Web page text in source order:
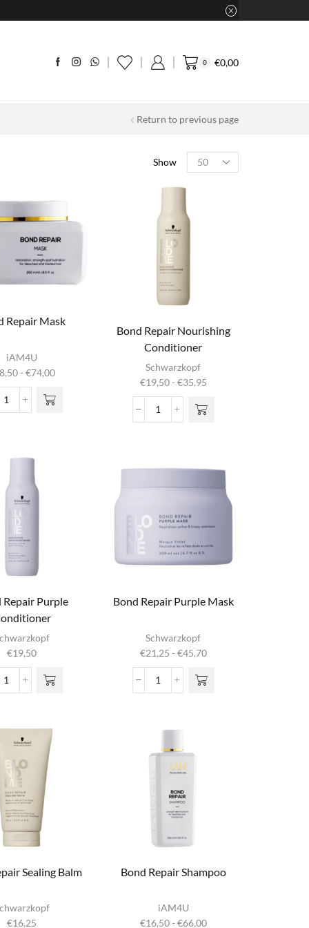
0 €0,00
Return to previous page
Show
Products
per
Repair Mask
iAM4U
- €74,00Prijsklasse:
tot
Bond
heeft
kan
Bond Repair Nourishing
Conditioner
Schwarzkopf
€19,50- €35,95Prijsklasse:
tot
Bond
heeft
meerdere
optie kan
Repair Purple
€19,50
Bond
Conditioner
aantal
Bond Repair Purple Mask
Schwarzkopf
€21,25 - €45,70Prijsklasse:
tot
Bond
Mask
heeft
meerdere
optie kan
productpagina
Sealing Balm
€16,25
Bond Repair Shampoo
iAM4U
€16,50- €66,00Prijsklasse:
heeft